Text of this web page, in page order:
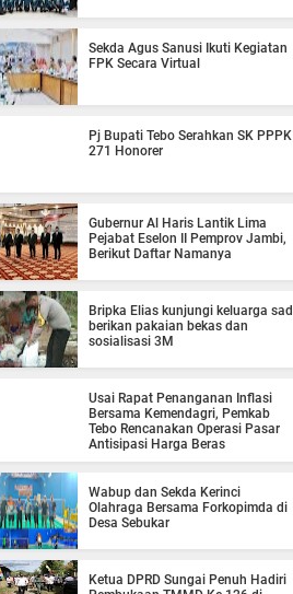
Sekda Agus Sanusi Ikuti Kegiatan
FPK Secara Virtual
Pj Bupati Tebo Serahkan SK PPPK
271 Honorer
Gubernur Al Haris Lantik Lima
Pejabat Eselon II Pemprov Jambi,
Berikut Daftar Namanya
Bripka Elias kunjungi keluarga sad
berikan pakaian bekas dan
sosialisasi 3M
Usai Rapat Penanganan Inflasi
Bersama Kemendagri, Pemkab
Tebo Rencanakan Operasi Pasar
Antisipasi Harga Beras
Wabup dan Sekda Kerinci
Olahraga Bersama Forkopimda di
Desa Sebukar
Ketua DPRD Sungai Penuh Hadiri